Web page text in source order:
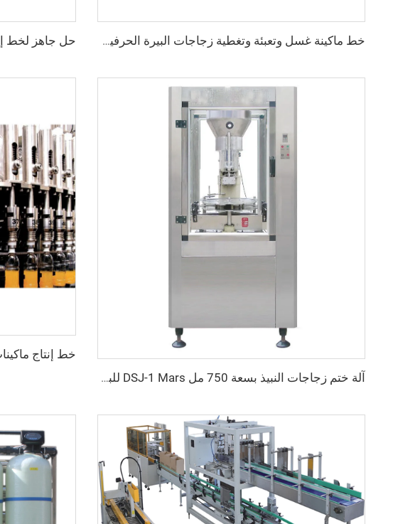
خط ماكينة غسل وتعبئة وتغطية زجاجات البيرة الحرفية الأوتوماتيكية سعة 500 مل و1 لتر و2 لتر و3 لتر PET
آلة ختم زجاجات النبيذ بسعة 750 مل DSJ-1 Mars للبيع غير القابلة لإعادة التعبئة